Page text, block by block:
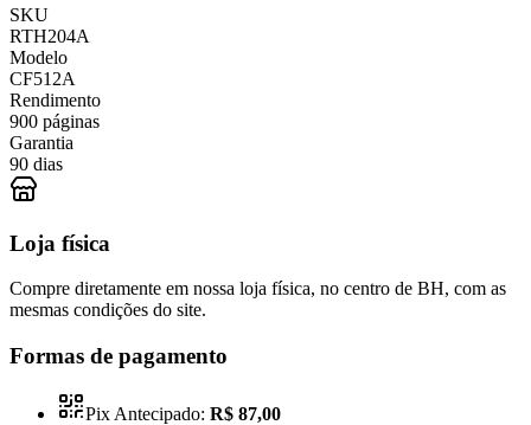
SKU
RTH204A
Modelo
CF512A
Rendimento
900 páginas
Garantia
90 dias
Loja física
Compre diretamente em nossa loja física, no centro de BH, com as
mesmas condições do site.
Formas de pagamento
Pix Antecipado: R$ 87,00